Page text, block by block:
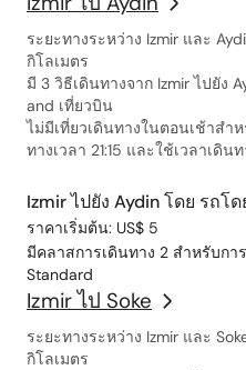
ระยะทางระหว่าง Izmir และ
กิโลเมตร
มี 3 วิธีเดินทางจาก Izmir ไปยัง
and เที่ยวบิน
ไม่มีเที่ยวเดินทางในตอนเช้าสำ
ทางเวลา 21:15 และใช้เวลาเดิน
Izmir ไปยัง Aydin โดย รถโ
ราคาเริ่มต้น: US$ 5
มีคลาสการเดินทาง 2 สำหรับกา
Standard
Izmir ไป Soke
ระยะทางระหว่าง Izmir และ
กิโลเมตร